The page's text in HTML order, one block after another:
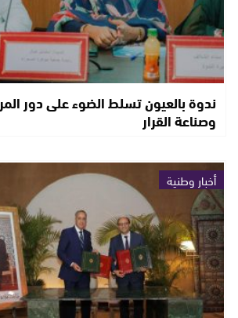
ندوة بالعيون تسلط الضوء على دور
وصناعة القرار
أخبار وطنية